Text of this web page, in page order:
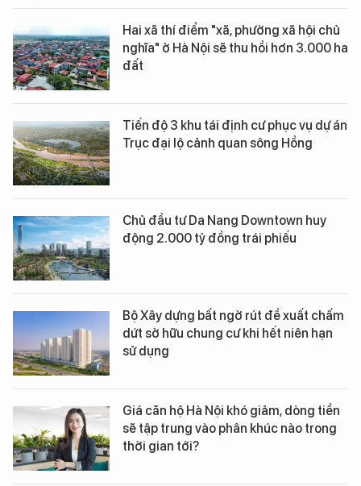
Hai xã thí điểm "xã, phường xã hội chủ
nghĩa" ở Hà Nội sẽ thu hồi hơn 3.000 ha
đất
Tiến độ 3 khu tái định cư phục vụ dự án
Trục đại lộ cảnh quan sông Hồng
Chủ đầu tư Da Nang Downtown huy
động 2.000 tỷ đồng trái phiếu
Bộ Xây dựng bất ngờ rút đề xuất chấm
dứt sở hữu chung cư khi hết niên hạn
sử dụng
Giá căn hộ Hà Nội khó giảm, dòng tiền
sẽ tập trung vào phân khúc nào trong
thời gian tới?